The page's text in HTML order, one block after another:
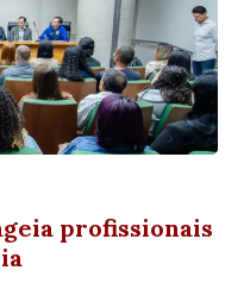
profissionais